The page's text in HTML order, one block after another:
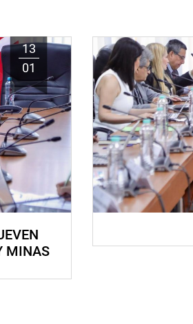
13
01
MINAS